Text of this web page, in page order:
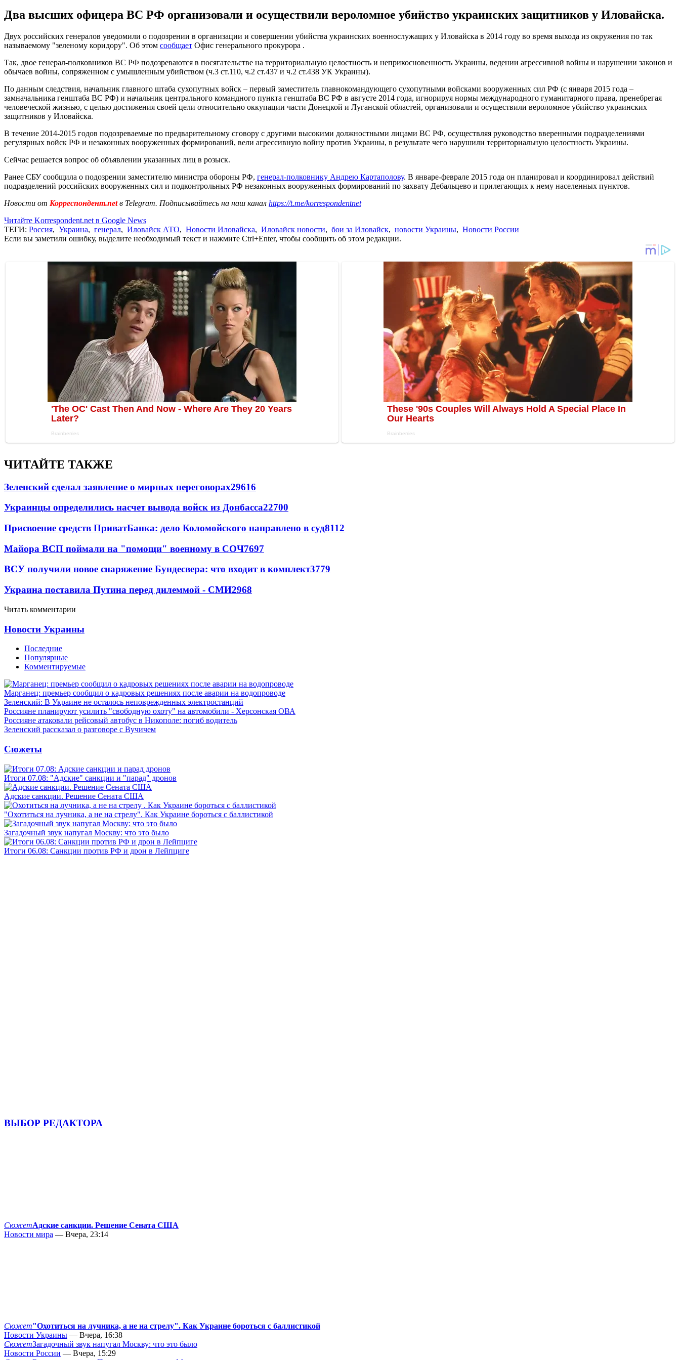
Два высших офицера ВС РФ организовали и осуществили вероломное убийство украинских защитников у Иловайска.
Двух российских генералов уведомили о подозрении в организации и совершении убийства украинских военнослужащих у Иловайска в 2014 году во время выхода из окружения по так
называемому "зеленому коридору". Об этом сообщает Офис генерального прокурора .
Так, двое генерал-полковников ВС РФ подозреваются в посягательстве на территориальную целостность и неприкосновенность Украины, ведении агрессивной войны и нарушении законов и
обычаев войны, сопряженном с умышленным убийством (ч.3 ст.110, ч.2 ст.437 и ч.2 ст.438 УК Украины).
По данным следствия, начальник главного штаба сухопутных войск – первый заместитель главнокомандующего сухопутными войсками вооруженных сил РФ (с января 2015 года –
замначальника генштаба ВС РФ) и начальник центрального командного пункта генштаба ВС РФ в августе 2014 года, игнорируя нормы международного гуманитарного права, пренебрегая
человеческой жизнью, с целью достижения своей цели относительно оккупации части Донецкой и Луганской областей, организовали и осуществили вероломное убийство украинских
защитников у Иловайска.
В течение 2014-2015 годов подозреваемые по предварительному сговору с другими высокими должностными лицами ВС РФ, осуществляя руководство вверенными подразделениями
регулярных войск РФ и незаконных вооруженных формирований, вели агрессивную войну против Украины, в результате чего нарушили территориальную целостность Украины.
Сейчас решается вопрос об объявлении указанных лиц в розыск.
Ранее СБУ сообщила о подозрении заместителю министра обороны РФ, генерал-полковнику Андрею Картаполову. В январе-феврале 2015 года он планировал и координировал действий
подразделений российских вооруженных сил и подконтрольных РФ незаконных вооруженных формирований по захвату Дебальцево и прилегающих к нему населенных пунктов.
Новости от Корреспондент.netв Telegram. Подписывайтесь на наш канал https://t.me/korrespondentnet
Читайте Korrespondent.net в Google News
ТЕГИ: Россия, Украина, генерал, Иловайск АТО, Новости Иловайска, Иловайск новости, бои за Иловайск, новости Украины, Новости России
Если вы заметили ошибку, выделите необходимый текст и нажмите Ctrl+Enter, чтобы сообщить об этом редакции.
ЧИТАЙТЕ ТАКЖЕ
Зеленский сделал заявление о мирных переговорах29616
Украинцы определились насчет вывода войск из Донбасса22700
Присвоение средств ПриватБанка: дело Коломойского направлено в суд8112
Майора ВСП поймали на "помощи" военному в СОЧ7697
ВСУ получили новое снаряжение Бундесвера: что входит в комплект3779
Украина поставила Путина перед дилеммой - СМИ2968
Читать комментарии
Новости Украины
Последние
Популярные
Комментируемые
Марганец: премьер сообщил о кадровых решениях после аварии на водопроводе
Зеленский: В Украине не осталось неповрежденных электростанций
Россияне планируют усилить "свободную охоту" на автомобили - Херсонская ОВА
Россияне атаковали рейсовый автобус в Никополе: погиб водитель
Зеленский рассказал о разговоре с Вучичем
Сюжеты
Итоги 07.08: "Адские" санкции и "парад" дронов
Адские санкции. Решение Сената США
"Охотиться на лучника, а не на стрелу". Как Украине бороться с баллистикой
Загадочный звук напугал Москву: что это было
Итоги 06.08: Санкции против РФ и дрон в Лейпциге
ВЫБОР РЕДАКТОРА
СюжетАдские санкции. Решение Сената США
Новости мира — Вчера, 23:14
Сюжет"Охотиться на лучника, а не на стрелу". Как Украине бороться с баллистикой
Новости Украины — Вчера, 16:38
СюжетЗагадочный звук напугал Москву: что это было
Новости России — Вчера, 15:29